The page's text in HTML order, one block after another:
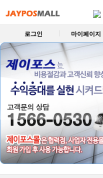
로그인 마이페이지